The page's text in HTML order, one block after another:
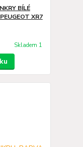
BÍLÉ
XR7
Skladem 1